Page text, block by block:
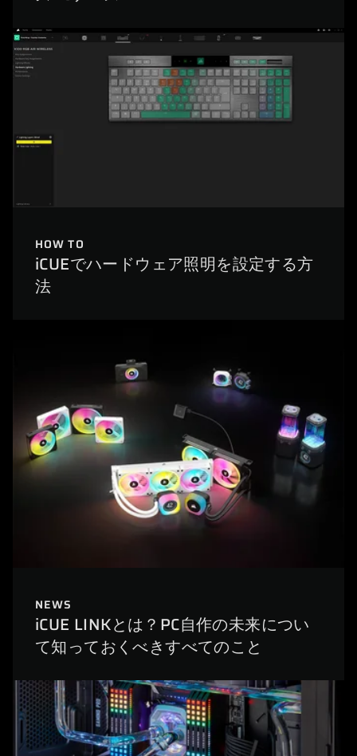
HOW TO
iCUEでハードウェア照明を設定する方
法
NEWS
iCUE LINKとは？PC自作の未来につい
て知っておくべきすべてのこと